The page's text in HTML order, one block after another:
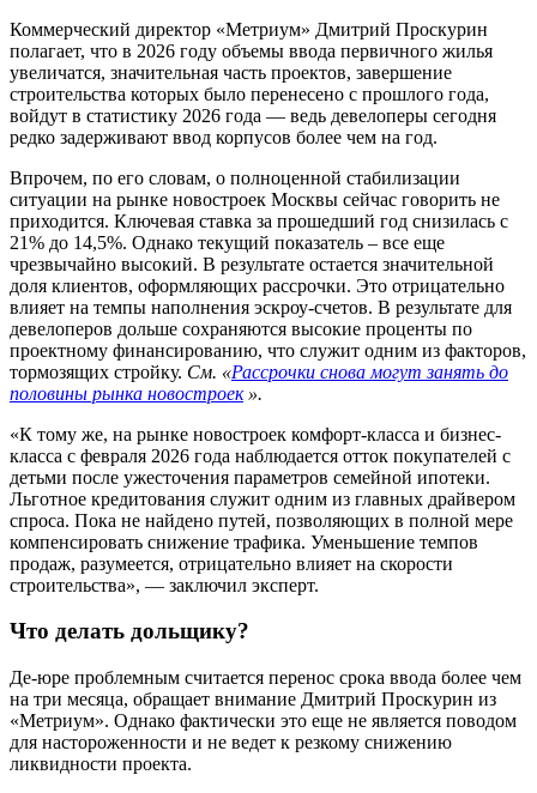
Коммерческий директор «Метриум» Дмитрий Проскурин
полагает, что в 2026 году объемы ввода первичного жилья
увеличатся, значительная часть проектов, завершение
строительства которых было перенесено с прошлого года,
войдут в статистику 2026 года — ведь девелоперы сегодня
редко задерживают ввод корпусов более чем на год.
Впрочем, по его словам, о полноценной стабилизации
ситуации на рынке новостроек Москвы сейчас говорить не
приходится. Ключевая ставка за прошедший год снизилась с
21% до 14,5%. Однако текущий показатель – все еще
чрезвычайно высокий. В результате остается значительной
доля клиентов, оформляющих рассрочки. Это отрицательно
влияет на темпы наполнения эскроу-счетов. В результате для
девелоперов дольше сохраняются высокие проценты по
проектному финансированию, что служит одним из факторов,
тормозящих стройку. См. «Рассрочки снова могут занять до
половины рынка новостроек ».
«К тому же, на рынке новостроек комфорт-класса и бизнес-
класса с февраля 2026 года наблюдается отток покупателей с
детьми после ужесточения параметров семейной ипотеки.
Льготное кредитования служит одним из главных драйвером
спроса. Пока не найдено путей, позволяющих в полной мере
компенсировать снижение трафика. Уменьшение темпов
продаж, разумеется, отрицательно влияет на скорости
строительства», — заключил эксперт.
Что делать дольщику?
Де-юре проблемным считается перенос срока ввода более чем
на три месяца, обращает внимание Дмитрий Проскурин из
«Метриум». Однако фактически это еще не является поводом
для настороженности и не ведет к резкому снижению
ликвидности проекта.